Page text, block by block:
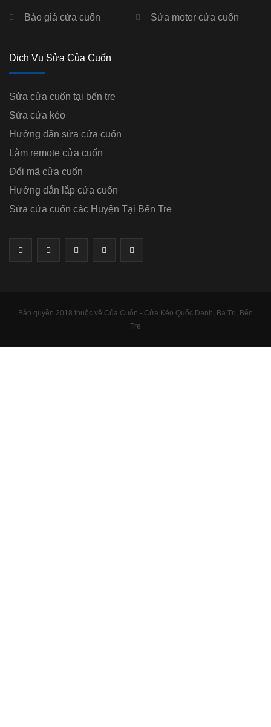
Báo giá cửa cuốn Sửa moter cửa cuốn
Dịch Vụ Sửa Của Cuốn
Sửa cửa cuốn tại bến tre
Sửa cửa kéo
Hướng dẩn sửa cửa cuốn
Làm remote cửa cuốn
Đổi mã cửa cuốn
Hướng dẫn lắp cửa cuốn
Sửa cửa cuốn các Huyện Tại Bến Tre
Bản quyền 2018 thuộc về Của Cuốn - Cửa Kéo Quốc Danh, Ba Tri, Bến
Tre